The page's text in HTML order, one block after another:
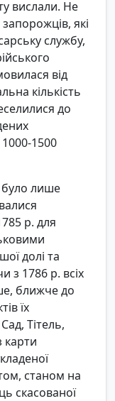
вислали. Не
які
службу,
від
кількість
до
1500
лише
р. для
долі та
з 1786 р. всіх
ближче до
їх
Тітель,
карти
станом на
скасованої